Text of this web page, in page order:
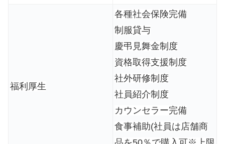
福利厚生
各種社会保険完備
制服貸与
慶弔見舞金制度
資格取得支援制度
社外研修制度
社員紹介制度
カウンセラー完備
食事補助(社員は店舗商